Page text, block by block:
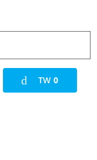
TW 0